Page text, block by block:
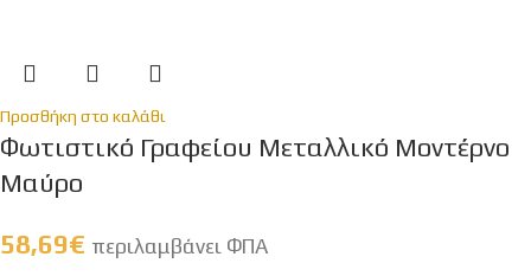
Προσθήκη στο καλάθι
Φωτιστικό Γραφείου Μεταλλικό Μοντέρνο
Μαύρο
58,69€ περιλαμβάνει ΦΠΑ